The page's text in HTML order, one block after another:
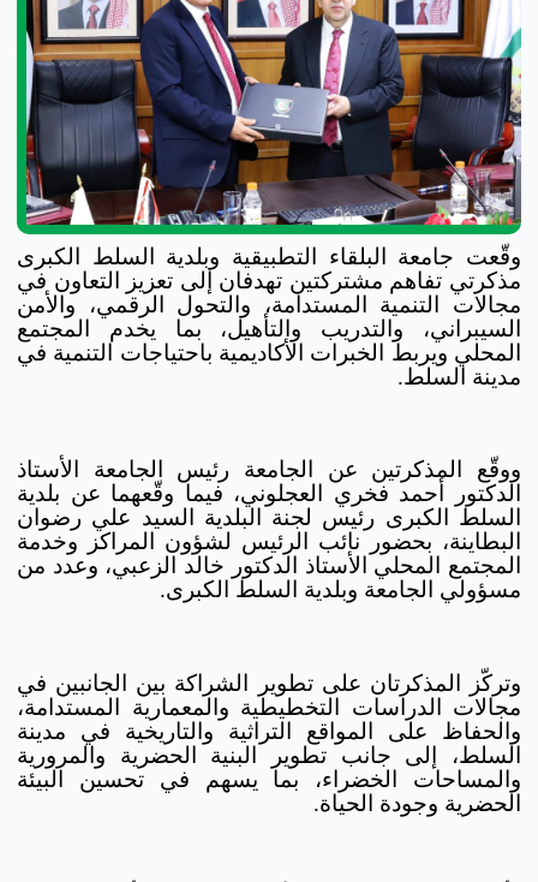
وقّعت جامعة البلقاء التطبيقية وبلدية السلط الكبرى
مذكرتي تفاهم مشتركتين تهدفان إلى تعزيز التعاون في
مجالات التنمية المستدامة، والتحول الرقمي، والأمن
السيبراني، والتدريب والتأهيل، بما يخدم المجتمع
المحلي ويربط الخبرات الأكاديمية باحتياجات التنمية في
مدينة السلط.
ووقّع المذكرتين عن الجامعة رئيس الجامعة الأستاذ
الدكتور أحمد فخري العجلوني، فيما وقّعهما عن بلدية
السلط الكبرى رئيس لجنة البلدية السيد علي رضوان
البطاينة، بحضور نائب الرئيس لشؤون المراكز وخدمة
المجتمع المحلي الأستاذ الدكتور خالد الزعبي، وعدد من
مسؤولي الجامعة وبلدية السلط الكبرى.
وتركّز المذكرتان على تطوير الشراكة بين الجانبين في
مجالات الدراسات التخطيطية والمعمارية المستدامة،
والحفاظ على المواقع التراثية والتاريخية في مدينة
السلط، إلى جانب تطوير البنية الحضرية والمرورية
والمساحات الخضراء، بما يسهم في تحسين البيئة
الحضرية وجودة الحياة.